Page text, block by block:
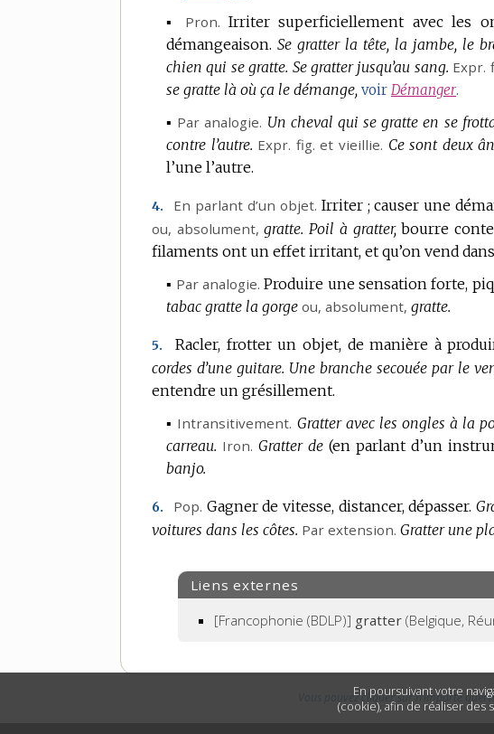
En poursuivant votre
(cookie), afin de réaliser des
▪ Pron. Irriter superficiellement avec les
démangeaison. Se gratter la tête, la jambe, le
chien qui se gratte. Se gratter jusqu’au sang. Expr.
se gratte là où ça le démange, voir Démanger.
▪ Par analogie. Un cheval qui se gratte en se
contre l’autre. Expr. fig. et vieillie. Ce sont deux
l’une l’autre.
4. En parlant d’un objet. Irriter ; causer une
ou, absolument, gratte. Poil à gratter, bourre
filaments ont un effet irritant, et qu’on vend
▪ Par analogie. Produire une sensation forte,
tabac gratte la gorge ou, absolument, gratte.
5. Racler, frotter un objet, de manière à
cordes d’une guitare. Une branche secouée par le
entendre un grésillement.
▪ Intransitivement. Gratter avec les ongles à la
carreau. Iron. Gratter de(en parlant d’un
banjo.
6. Pop. Gagner de vitesse, distancer, dépasser.
voitures dans les côtes. Par extension. Gratter une
Liens externes
[Francophonie (BDLP)] gratter (Belgique,
Vous pouvez cliquer sur n’importe